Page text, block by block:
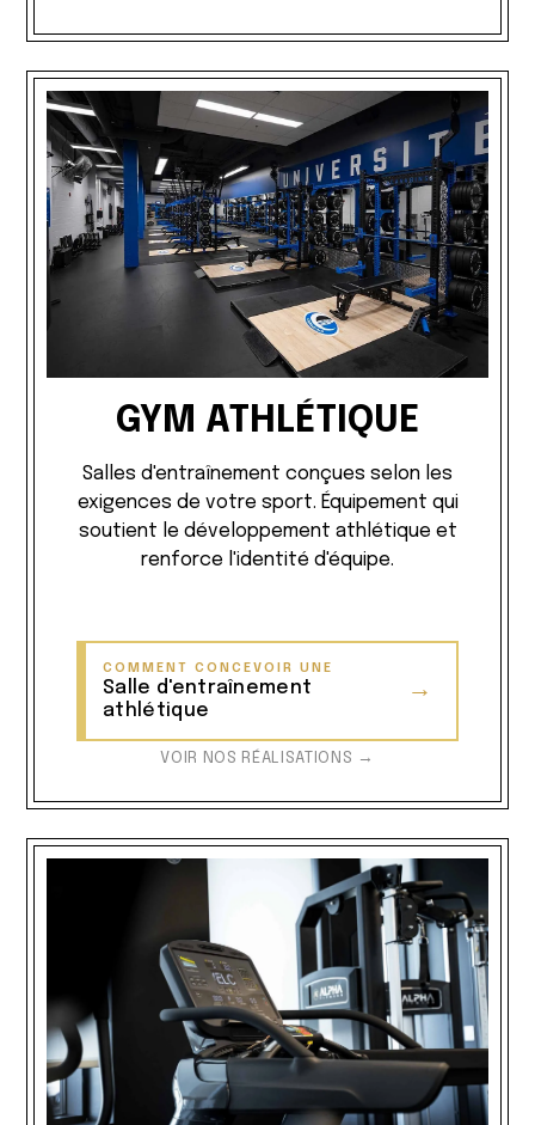
GYM ATHLÉTIQUE
Salles d'entraînement conçues selon les
exigences de votre sport. Équipement qui
soutient le développement athlétique et
renforce l'identité d'équipe.
COMMENT CONCEVOIR UNE
Salle d'entraînement
athlétique
→
VOIR NOS RÉALISATIONS →